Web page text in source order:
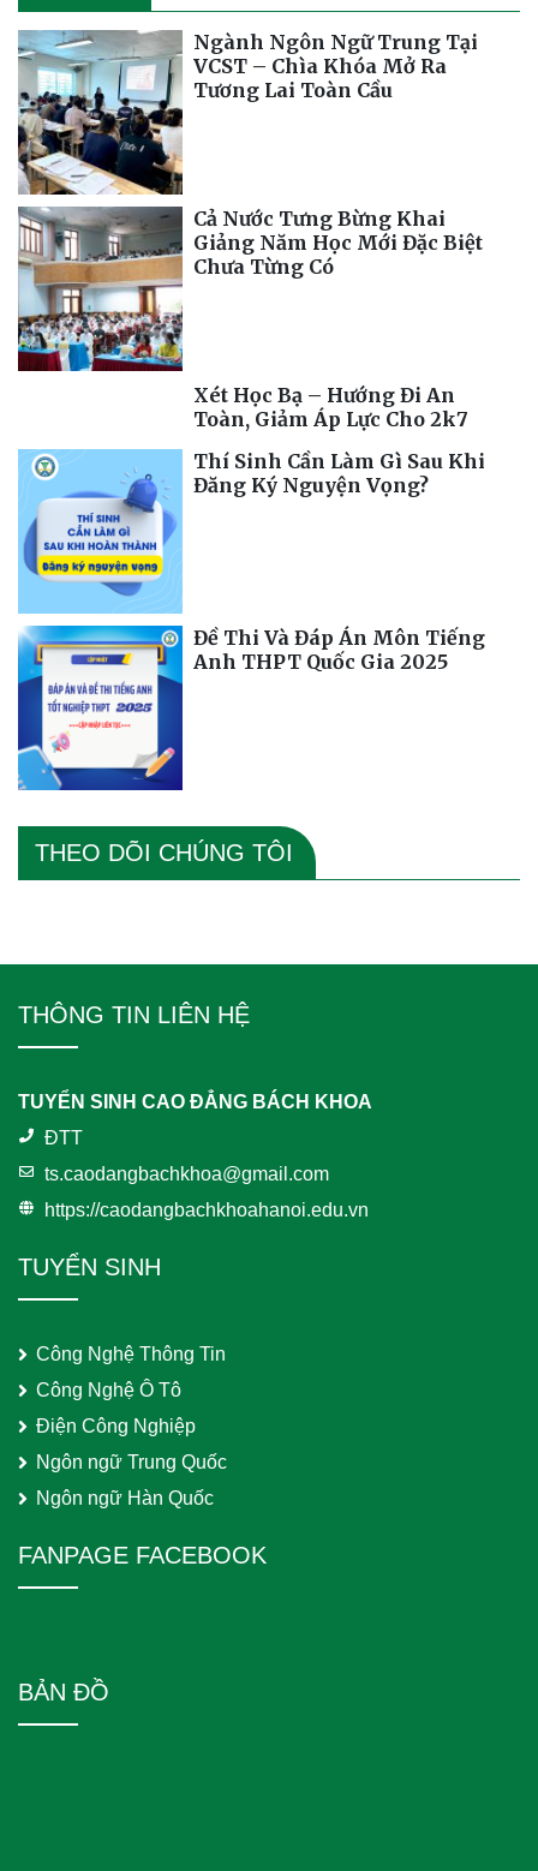
Ngành Ngôn Ngữ Trung Tại
VCST – Chìa Khóa Mở Ra
Tương Lai Toàn Cầu
Cả Nước Tưng Bừng Khai
Giảng Năm Học Mới Đặc Biệt
Chưa Từng Có
Xét Học Bạ – Hướng Đi An
Toàn, Giảm Áp Lực Cho 2k7
Thí Sinh Cần Làm Gì Sau Khi
Đăng Ký Nguyện Vọng?
Đề Thi Và Đáp Án Môn Tiếng
Anh THPT Quốc Gia 2025
THEO DÕI CHÚNG TÔI
THÔNG TIN LIÊN HỆ
TUYỂN SINH CAO ĐẲNG BÁCH KHOA
ĐTT
ts.caodangbachkhoa@gmail.com
https://caodangbachkhoahanoi.edu.vn
TUYỂN SINH
Công Nghệ Thông Tin
Công Nghệ Ô Tô
Điện Công Nghiệp
Ngôn ngữ Trung Quốc
Ngôn ngữ Hàn Quốc
FANPAGE FACEBOOK
BẢN ĐỒ